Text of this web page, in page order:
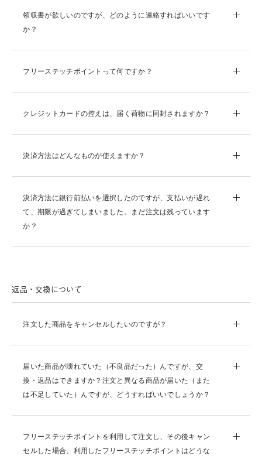
領収書が欲しいのですが、どのように連絡すればいいです
か？
フリーステッチポイントって何ですか？
クレジットカードの控えは、届く荷物に同封されますか？
決済方法はどんなものが使えますか？
決済方法に銀行前払いを選択したのですが、支払いが遅れ
て、期限が過ぎてしまいました。まだ注文は残っています
か？
返品・交換について
注文した商品をキャンセルしたいのですが？
届いた商品が壊れていた（不良品だった）んですが、交
換・返品はできますか？注文と異なる商品が届いた（また
は不足していた）んですが、どうすればいいでしょうか？
フリーステッチポイントを利用して注文し、その後キャン
セルした場合、利用したフリーステッチポイントはどうな